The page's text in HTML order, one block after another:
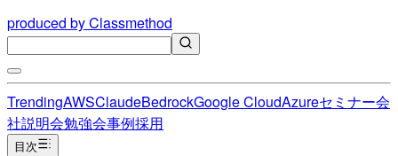
produced by Classmethod
TrendingAWSClaudeBedrockGoogle CloudAzureセミナー会
社説明会勉強会事例採用
目次